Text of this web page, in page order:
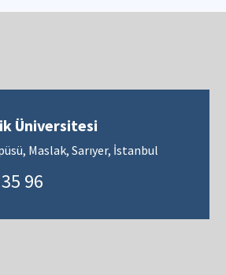
Üniversitesi
Maslak, Sarıyer, İstanbul
96